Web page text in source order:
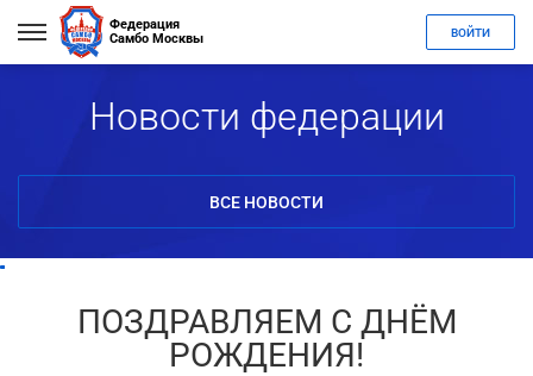
Федерация
Самбо Москвы
ВОЙТИ
Новости федерации
ВСЕ НОВОСТИ
ПОЗДРАВЛЯЕМ С ДНЁМ
РОЖДЕНИЯ!